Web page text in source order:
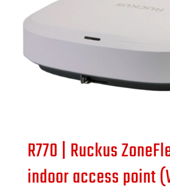
R770 | Ruckus
indoor access point